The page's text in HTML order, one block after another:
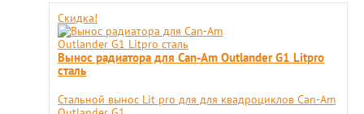
Скидка!
Вынос радиатора для Can-Am Outlander G1 Litpro
сталь
Стальной вынос Lit pro для для квадроциклов Can-Am